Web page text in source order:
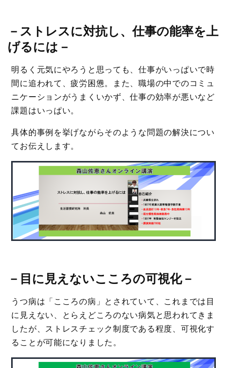
－ ストレスに対抗し、仕事の能率を上
げるには －
明るく元気にやろうと思っても、仕事がいっぱいで時
間に追われて、疲労困憊。また、職場の中でのコミュ
ニケーションがうまくいかず、仕事の効率が悪いなど
課題はいっぱい。
具体的事例を挙げながらそのような問題の解決につい
てお伝えします。
－ 目に見えないこころの可視化－
うつ病は「こころの病」とされていて、これまでは目
に見えない、とらえどころのない病気と思われてきま
したが、ストレスチェック制度である程度、可視化す
ることが可能になりました。